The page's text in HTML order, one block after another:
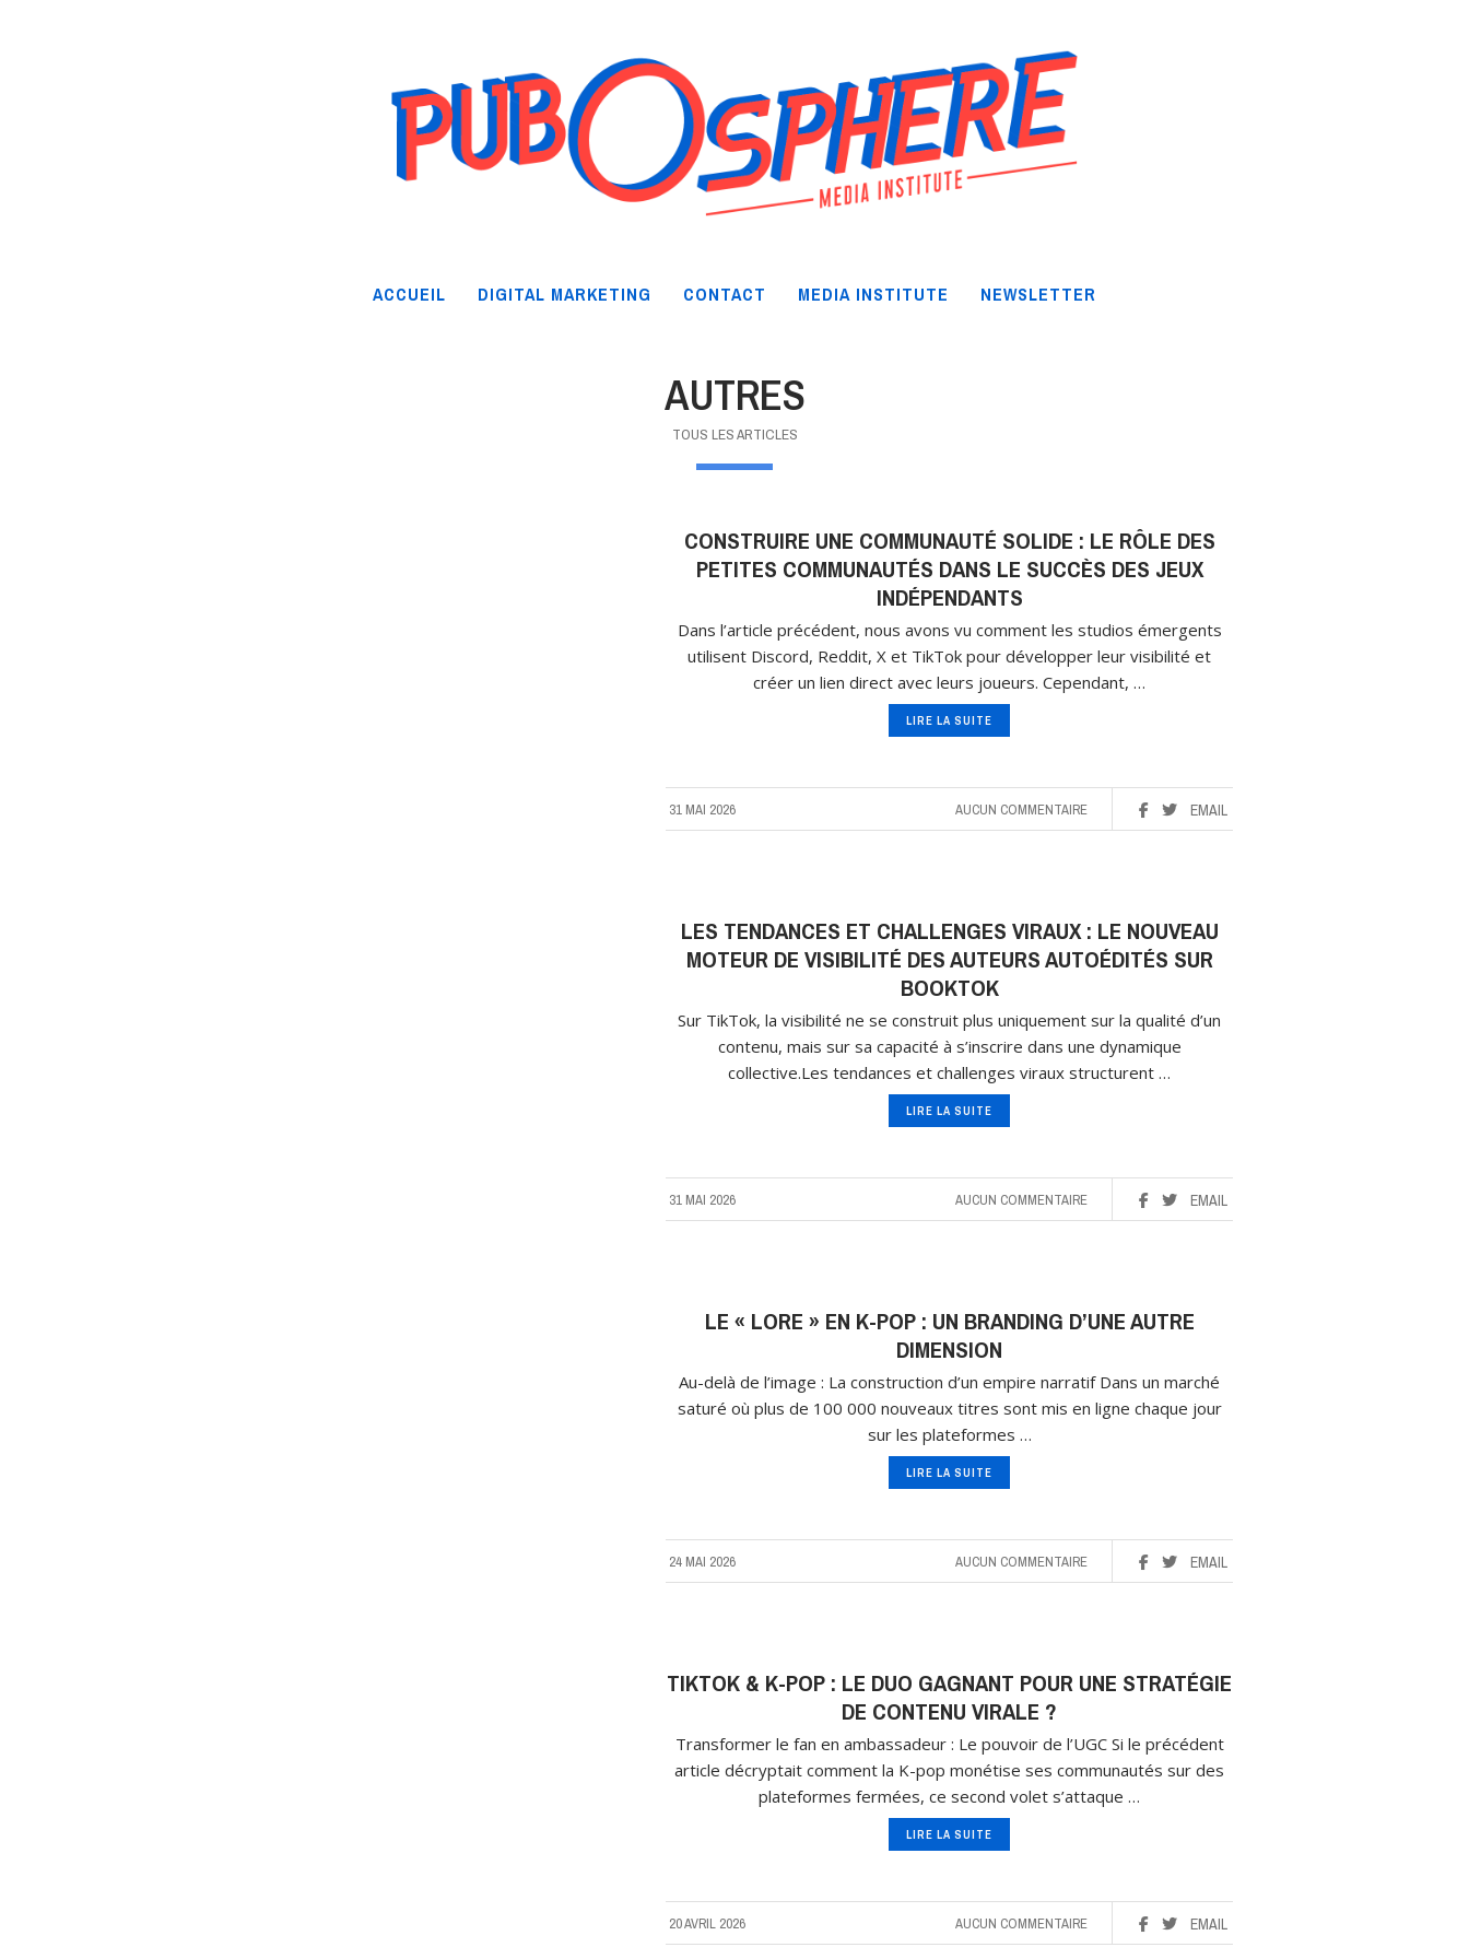
ACCUEIL DIGITAL MARKETING CONTACT MEDIA INSTITUTE NEWSLETTER
AUTRES
TOUS LES ARTICLES
CONSTRUIRE UNE COMMUNAUTÉ SOLIDE : LE RÔLE DES
PETITES COMMUNAUTÉS DANS LE SUCCÈS DES JEUX
INDÉPENDANTS
Dans l’article précédent, nous avons vu comment les studios émergents
utilisent Discord, Reddit, X et TikTok pour développer leur visibilité et
créer un lien direct avec leurs joueurs. Cependant, …
LIRE LA SUITE
31 MAI 2026 EMAIL
AUCUN COMMENTAIRE
LES TENDANCES ET CHALLENGES VIRAUX : LE NOUVEAU
MOTEUR DE VISIBILITÉ DES AUTEURS AUTOÉDITÉS SUR
BOOKTOK
Sur TikTok, la visibilité ne se construit plus uniquement sur la qualité d’un
contenu, mais sur sa capacité à s’inscrire dans une dynamique
collective.Les tendances et challenges viraux structurent …
LIRE LA SUITE
31 MAI 2026 EMAIL
AUCUN COMMENTAIRE
LE « LORE » EN K-POP : UN BRANDING D’UNE AUTRE
DIMENSION
Au-delà de l’image : La construction d’un empire narratif Dans un marché
saturé où plus de 100 000 nouveaux titres sont mis en ligne chaque jour
sur les plateformes …
LIRE LA SUITE
24 MAI 2026 EMAIL
AUCUN COMMENTAIRE
TIKTOK & K-POP : LE DUO GAGNANT POUR UNE STRATÉGIE
DE CONTENU VIRALE ?
Transformer le fan en ambassadeur : Le pouvoir de l’UGC Si le précédent
article décryptait comment la K-pop monétise ses communautés sur des
plateformes fermées, ce second volet s’attaque …
LIRE LA SUITE
20 AVRIL 2026 EMAIL
AUCUN COMMENTAIRE